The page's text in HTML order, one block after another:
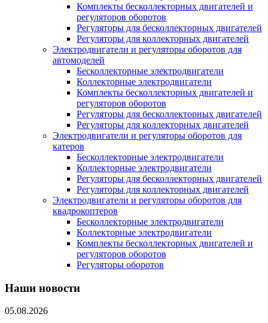
Комплекты бесколлекторных двигателей и
регуляторов оборотов
Регуляторы для бесколлекторных двигателей
Регуляторы для коллекторных двигателей
Электродвигатели и регуляторы оборотов для
автомоделей
Бесколлекторные электродвигатели
Коллекторные электродвигатели
Комплекты бесколлекторных двигателей и
регуляторов оборотов
Регуляторы для бесколлекторных двигателей
Регуляторы для коллекторных двигателей
Электродвигатели и регуляторы оборотов для
катеров
Бесколлекторные электродвигатели
Коллекторные электродвигатели
Регуляторы для бесколлекторных двигателей
Регуляторы для коллекторных двигателей
Электродвигатели и регуляторы оборотов для
квадрокоптеров
Бесколлекторные электродвигатели
Коллекторные электродвигатели
Комплекты бесколлекторных двигателей и
регуляторов оборотов
Регуляторы оборотов
Наши новости
05.08.2026